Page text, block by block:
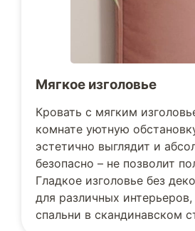
Мягкое изголовье
Кровать с мягким
комнате уютную
эстетично выглядит и
безопасно – не позволит
Гладкое изголовье без
для различных
спальни в скандинавском